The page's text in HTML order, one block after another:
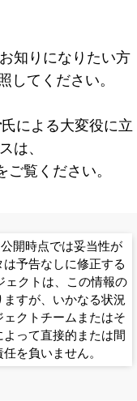
知りになりたい方
してください。
による大変役に立
は、
ご覧ください。
開時点では妥当性が
予告なしに修正する
ェクトは、この情報の
すが、いかなる状況
ェクトチームまたはそ
って直接的または間
を負いません。